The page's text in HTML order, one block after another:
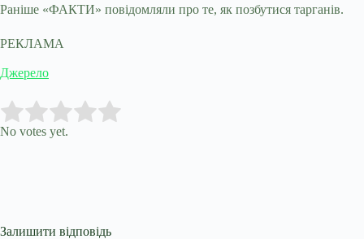
Раніше «ФАКТИ» повідомляли про те, як позбутися тарганів.
РЕКЛАМА
Джерело
Rate this item:
No votes yet.
Залишити відповідь